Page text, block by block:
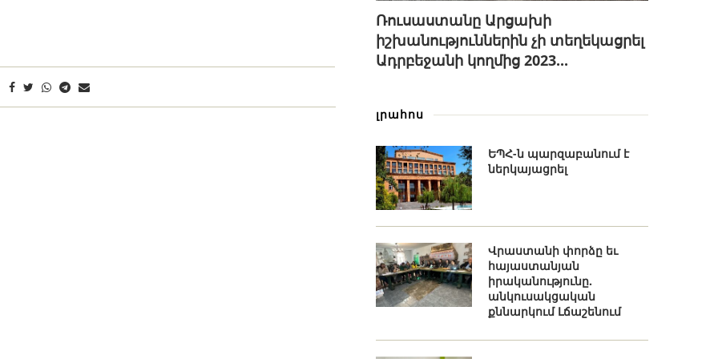
Ռուսաստանը Արցախի
իշխանություններին չի տեղեկացրել
Ադրբեջանի կողմից 2023...
լրահոս
ԵՊՀ-ն պարզաբանում է
ներկայացրել
Վրաստանի փորձը եւ
հայաստանյան
իրականությունը.
անկուսակցական
քննարկում Լճաշենում